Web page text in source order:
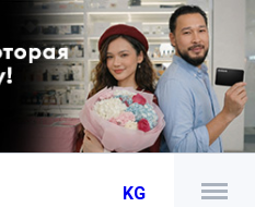
KG